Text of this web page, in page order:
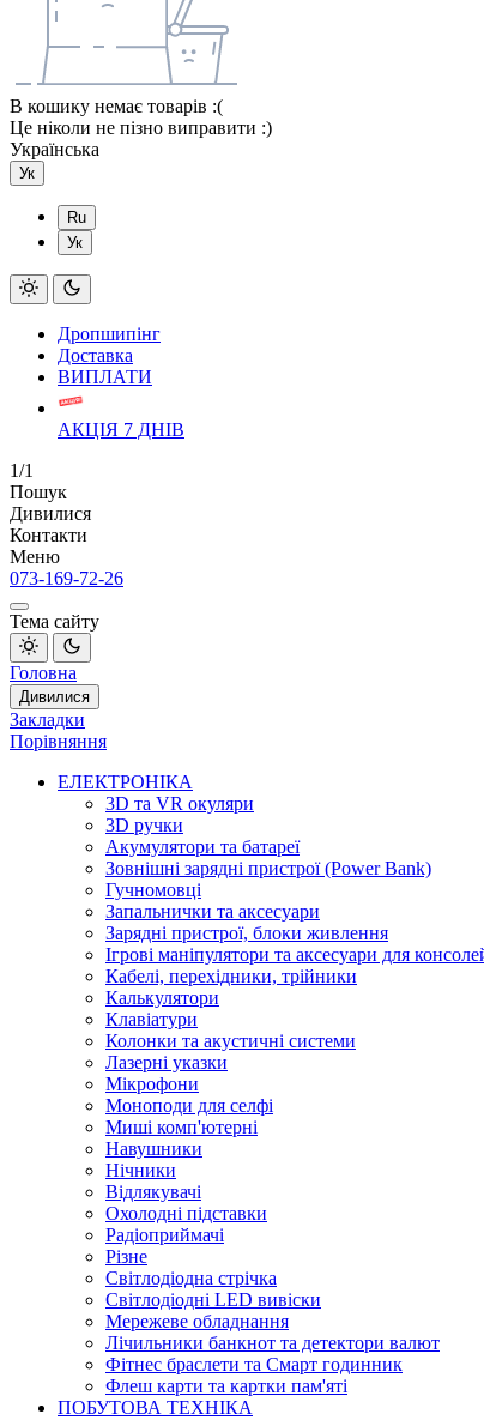
В кошику немає товарів :(
Це ніколи не пізно виправити :)
Українська
Ук
Ru
Ук
Дропшипінг
Доставка
ВИПЛАТИ
АКЦІЯ 7 ДНІВ
1/1
Пошук
Дивилися
Контакти
Меню
073-169-72-26
Тема сайту
Головна
Дивилися
Закладки
Порівняння
ЕЛЕКТРОНІКА
3D та VR окуляри
3D ручки
Акумулятори та батареї
Зовнішні зарядні пристрої (Power Bank)
Гучномовці
Запальнички та аксесуари
Зарядні пристрої, блоки живлення
Ігрові маніпулятори та аксесуари для
Кабелі, перехідники, трійники
Калькулятори
Клавіатури
Колонки та акустичні системи
Лазерні указки
Мікрофони
Моноподи для селфі
Миші комп'ютерні
Навушники
Нічники
Відлякувачі
Охолодні підставки
Радіоприймачі
Різне
Світлодіодна стрічка
Світлодіодні LED вивіски
Мережеве обладнання
Лічильники банкнот та детектори валют
Фітнес браслети та Смарт годинник
Флеш карти та картки пам'яті
ПОБУТОВА ТЕХНІКА